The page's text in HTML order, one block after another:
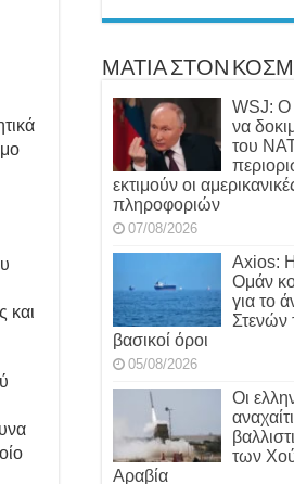
και
ΜΑΤΙΑ ΣΤΟΝ
WSJ: Ο
να
του
εκτιμούν οι
πληροφοριών
07/08/2026
Axios:
Ομάν
για το
Στενών
βασικοί όροι
05/08/2026
Οι
των
Αραβία